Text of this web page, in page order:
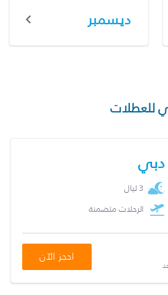
ديسمبر
للعطلات
دبي
3 ليال
الرحلات متضمنة
احجز الآن